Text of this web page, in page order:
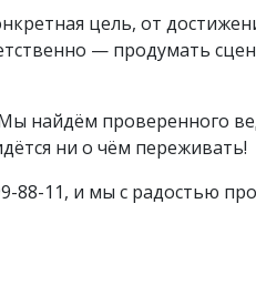
цель, от
— продумать
Мы найдём проверенного
ни о чём переживать!
88-11, и мы с радостью